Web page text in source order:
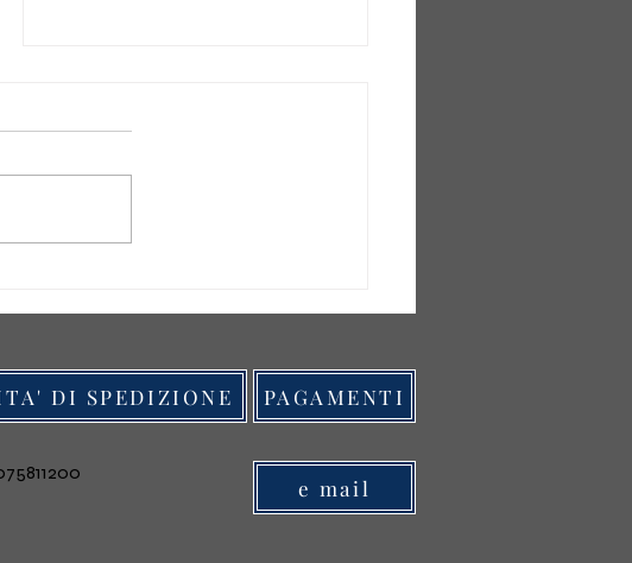
DI SPEDIZIONE PAGAMENTI
e mail